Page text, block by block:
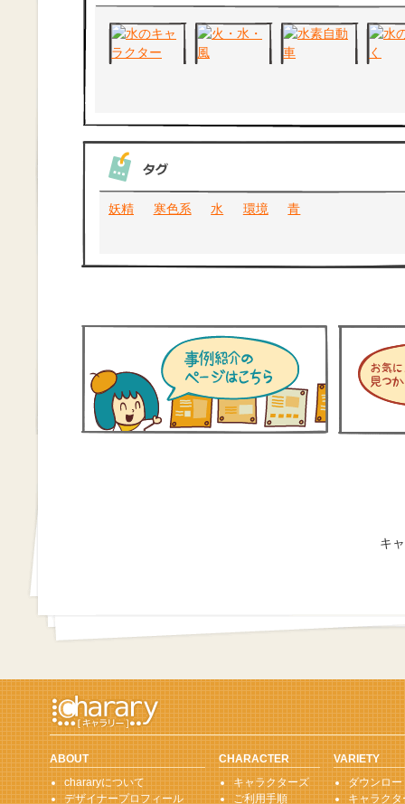
妖精 寒色系 水 環境 青
キ
ABOUT
chararyについて
デザイナープロフィール
CHARACTER
キャラクターズ
ご利用手順
VARIETY
ダウンロ
キャラク